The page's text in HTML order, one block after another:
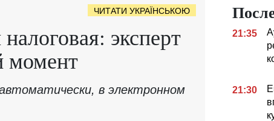
ЧИТАТИ УКРАЇНСЬКОЮ
эксперт
момент
в электронном
21:35
21:30